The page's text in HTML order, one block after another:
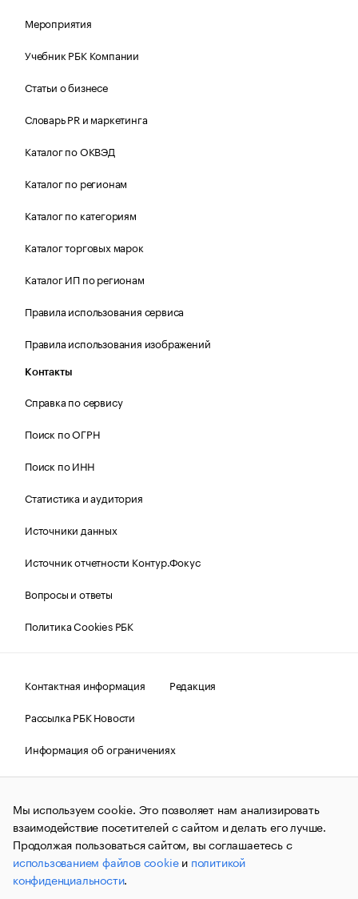
Мероприятия
Учебник РБК Компании
Статьи о бизнесе
Словарь PR и маркетинга
Каталог по ОКВЭД
Каталог по регионам
Каталог по категориям
Каталог торговых марок
Каталог ИП по регионам
Правила использования сервиса
Правила использования изображений
Контакты
Справка по сервису
Поиск по ОГРН
Поиск по ИНН
Статистика и аудитория
Источники данных
Источник отчетности Контур.Фокус
Вопросы и ответы
Политика Cookies РБК
Контактная информация
Редакция
Рассылка РБК Новости
Информация об ограничениях
Правовая информация
О соблюдении авторских прав
© АО «РОСБИЗНЕСКОНСАЛТИНГ»,1995–2026.Сообщения
и материалы информационного агентства «РБК»
(зарегистрировано Федеральной службой по надзору в сфере
связи, информационных технологий и массовых
коммуникаций (Роскомнадзор) 09.12.2015 за номером ИА
№ФС77-63848) сопровождаются пометкой «РБК». Отдельные
публикации могут содержать информацию,
Мы используем cookie. Это позволяет нам анализировать
взаимодействие посетителей с сайтом и делать его лучше.
Продолжая пользоваться сайтом, вы соглашаетесь с
использованием файлов cookieи политикой
конфиденциальности.